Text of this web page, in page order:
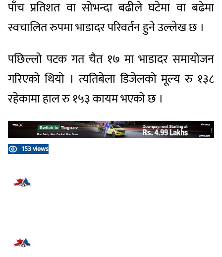
पाँच प्रतिशत वा सोभन्दा बढीले घटेमा वा बढेमा
स्वचालित रुपमा भाडादर परिवर्तन हुने उल्लेख छ ।
पछिल्लो पटक गत चैत १७ मा भाडादर समायोजन
गरिएको थियो । त्यतिबेला डिजेलको मूल्य रु १३८
रहेकामा हाल रु १५३ कायम भएको छ ।
153 views